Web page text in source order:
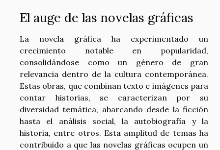
El auge de las novelas gráficas
La novela gráfica ha experimentado un
crecimiento notable en popularidad,
consolidándose como un género de gran
relevancia dentro de la cultura contemporánea.
Estas obras, que combinan texto e imágenes para
contar historias, se caracterizan por su
diversidad temática, abarcando desde la ficción
hasta el análisis social, la autobiografía y la
historia, entre otros. Esta amplitud de temas ha
contribuido a que las novelas gráficas ocupen un